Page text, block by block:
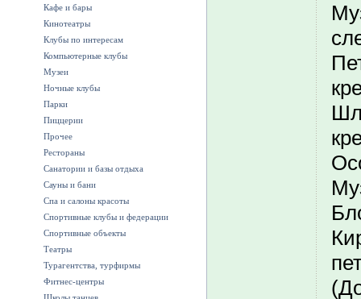
Кафе и бары
Кинотеатры
Клубы по интересам
Компьютерные клубы
Музеи
Ночные клубы
Парки
Пиццерии
Прочее
Рестораны
Санатории и базы отдыха
Сауны и бани
Спа и салоны красоты
Спортивные клубы и федерации
Спортивные объекты
Театры
Турагентства, турфирмы
Фитнес-центры